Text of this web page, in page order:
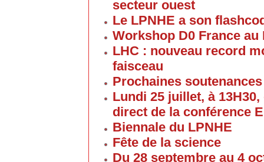
secteur ouest
Le LPNHE a son
Workshop D0 France au
LHC : nouveau record
faisceau
Prochaines
Lundi 25 juillet, à
direct de la conférence
Biennale du LPNHE
Fête de la science
Du 28 septembre au 4